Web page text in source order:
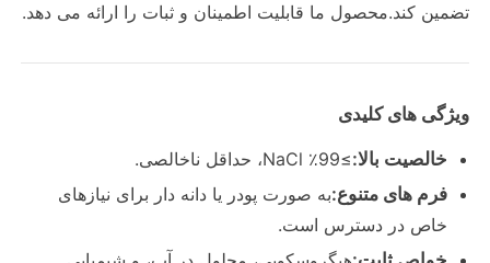
خانه
تضمین کند.محصول ما قابلیت اطمینان و ثبات را ارائه می دهد.
ویژگی های کلیدی
خالصيت بالا:≥99٪ NaCl، حداقل ناخالصی.
فرم های متنوع:به صورت پودر یا دانه دار برای نیازهای
خاص در دسترس است.